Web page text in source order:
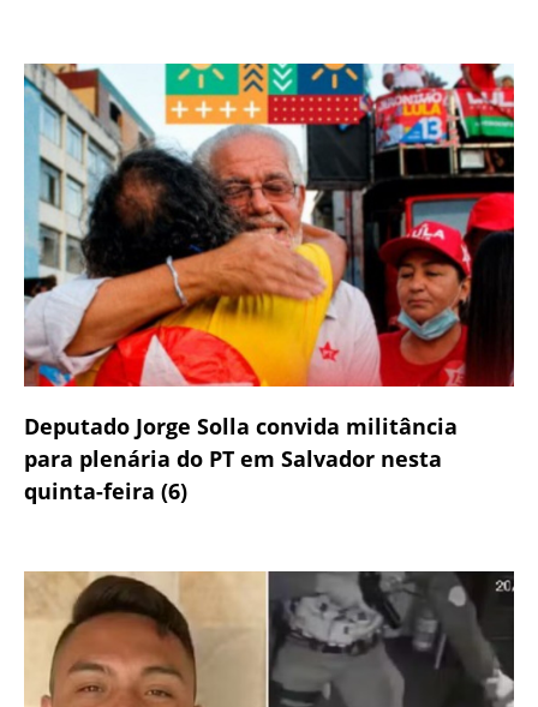
Deputado Jorge Solla convida militância
para plenária do PT em Salvador nesta
quinta-feira (6)